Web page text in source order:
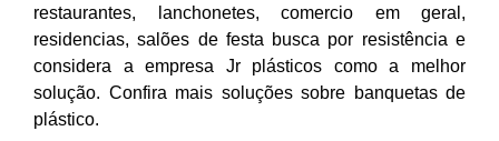
restaurantes, lanchonetes, comercio em geral,
residencias, salões de festa busca por resistência e
considera a empresa Jr plásticos como a melhor
solução. Confira mais soluções sobre banquetas de
plástico.